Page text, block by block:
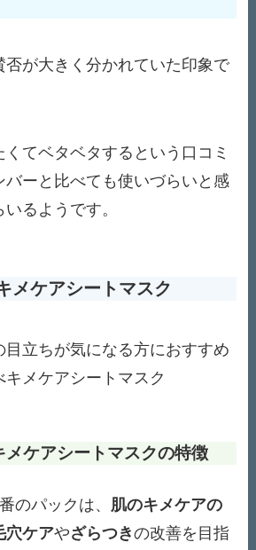
否が大きく分かれていた印象で
てベタベタするという口コミ
バーと比べても使いづらいと感
るようです。
ケアシートマスク
目立ちが気になる方におすすめ
メケアシートマスク
ケアシートマスクの特徴
のパックは、 肌のキメケアの
穴ケアやざらつきの改善を目指